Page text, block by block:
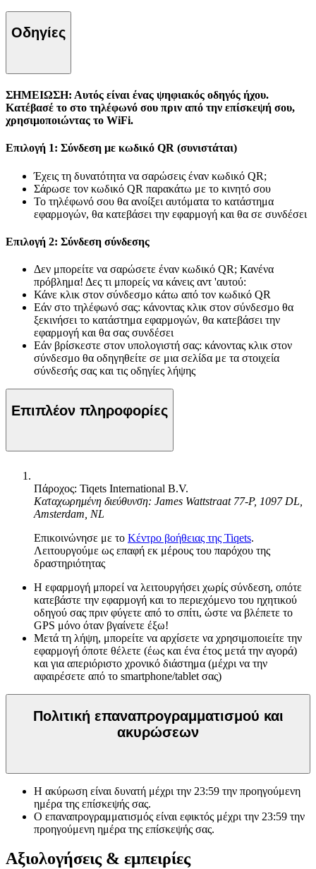
Οδηγίες
ΣΗΜΕΙΩΣΗ: Αυτός είναι ένας ψηφιακός οδηγός ήχου.
Κατέβασέ το στο τηλέφωνό σου πριν από την επίσκεψή σου,
χρησιμοποιώντας το WiFi.
Επιλογή 1: Σύνδεση με κωδικό QR (συνιστάται)
Έχεις τη δυνατότητα να σαρώσεις έναν κωδικό QR;
Σάρωσε τον κωδικό QR παρακάτω με το κινητό σου
Το τηλέφωνό σου θα ανοίξει αυτόματα το κατάστημα
εφαρμογών, θα κατεβάσει την εφαρμογή και θα σε συνδέσει
Επιλογή 2: Σύνδεση σύνδεσης
Δεν μπορείτε να σαρώσετε έναν κωδικό QR; Κανένα
πρόβλημα! Δες τι μπορείς να κάνεις αντ 'αυτού:
Κάνε κλικ στον σύνδεσμο κάτω από τον κωδικό QR
Εάν στο τηλέφωνό σας: κάνοντας κλικ στον σύνδεσμο θα
ξεκινήσει το κατάστημα εφαρμογών, θα κατεβάσει την
εφαρμογή και θα σας συνδέσει
Εάν βρίσκεστε στον υπολογιστή σας: κάνοντας κλικ στον
σύνδεσμο θα οδηγηθείτε σε μια σελίδα με τα στοιχεία
σύνδεσής σας και τις οδηγίες λήψης
Επιπλέον πληροφορίες
Πάροχος: Tiqets International B.V.
Καταχωρημένη διεύθυνση: James Wattstraat 77-P, 1097 DL,
Amsterdam, NL
Επικοινώνησε με το Κέντρο βοήθειας της Tiqets.
Λειτουργούμε ως επαφή εκ μέρους του παρόχου της
δραστηριότητας
Η εφαρμογή μπορεί να λειτουργήσει χωρίς σύνδεση, οπότε
κατεβάστε την εφαρμογή και το περιεχόμενο του ηχητικού
οδηγού σας πριν φύγετε από το σπίτι, ώστε να βλέπετε το
GPS μόνο όταν βγαίνετε έξω!
Μετά τη λήψη, μπορείτε να αρχίσετε να χρησιμοποιείτε την
εφαρμογή όποτε θέλετε (έως και ένα έτος μετά την αγορά)
και για απεριόριστο χρονικό διάστημα (μέχρι να την
αφαιρέσετε από το smartphone/tablet σας)
Πολιτική επαναπρογραμματισμού και
ακυρώσεων
Η ακύρωση είναι δυνατή μέχρι την 23:59 την προηγούμενη
ημέρα της επίσκεψής σας.
Ο επαναπρογραμματισμός είναι εφικτός μέχρι την 23:59 την
προηγούμενη ημέρα της επίσκεψής σας.
Αξιολογήσεις & εμπειρίες